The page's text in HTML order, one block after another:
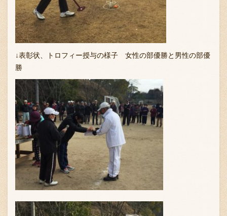
↓表彰状、トロフィー授与の様子 女性の部優勝と男性の部優
勝